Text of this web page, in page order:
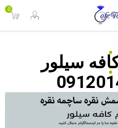
0
سیلور